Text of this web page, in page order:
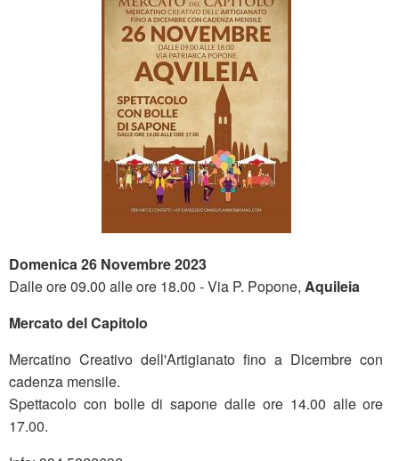
Domenica 26 Novembre 2023
Dalle ore 09.00 alle ore 18.00 - Via P. Popone, Aquileia
​Mercato del Capitolo
Mercatino Creativo dell'Artigianato fino a Dicembre con
cadenza mensile.
Spettacolo con bolle di sapone dalle ore 14.00 alle ore
17.00.